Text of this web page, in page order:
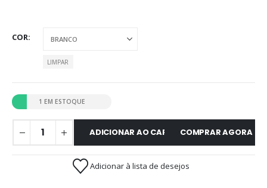
COR
LIMPAR
1 EM ESTOQUE
ADICIONAR AO CARRINHOCOMPRAR AGORA
Adicionar à lista de desejos